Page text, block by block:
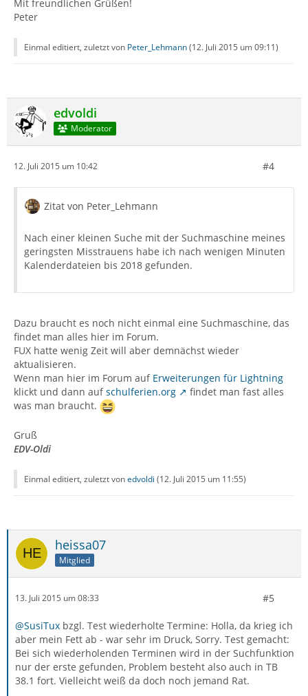
Mit freundlichen Grüßen!
Peter
Einmal editiert, zuletzt von Peter_Lehmann(12. Juli 2015 um 09:11)
edvoldi
Moderator
12. Juli 2015 um 10:42 #4
Zitat von Peter_Lehmann
Nach einer kleinen Suche mit der Suchmaschine meines
geringsten Misstrauens habe ich nach wenigen Minuten
Kalenderdateien bis 2018 gefunden.
Dazu braucht es noch nicht einmal eine Suchmaschine, das
findet man alles hier im Forum.
FUX hatte wenig Zeit will aber demnächst wieder
aktualisieren.
Wenn man hier im Forum auf Erweiterungen für Lightning
klickt und dann aufschulferien.org
findet man fast alles
was man braucht.
Gruß
EDV-Oldi
Einmal editiert, zuletzt vonedvoldi (12. Juli 2015 um 11:55)
heissa07
Mitglied
13. Juli 2015 um 08:33 #5
@SusiTux bzgl. Test wiederholte Termine: Holla, da krieg ich
aber mein Fett ab - war sehr im Druck, Sorry. Test gemacht:
Bei sich wiederholenden Terminen wird in der Suchfunktion
nur der erste gefunden, Problem besteht also auch in TB
38.1 fort. Vielleicht weiß da doch noch jemand Rat.